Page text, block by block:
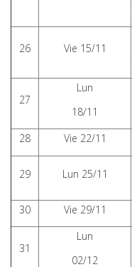
26 Vie 15/11
27
Lun
18/11
28 Vie 22/11
29 Lun 25/11
30
Vie 29/11
31
Lun
02/12